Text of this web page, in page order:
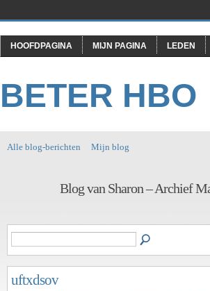
HOOFDPAGINA MIJN PAGINA LEDEN
BETER HBO
Alle blog-berichten Mijn blog
Blog van Sharon – Archief
uftxdsov